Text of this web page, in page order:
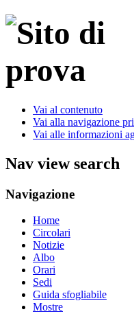
Vai al contenuto
Vai alla navigazione
Vai alle informazioni
Nav view search
Navigazione
Home
Circolari
Notizie
Albo
Orari
Sedi
Guida sfogliabile
Mostre